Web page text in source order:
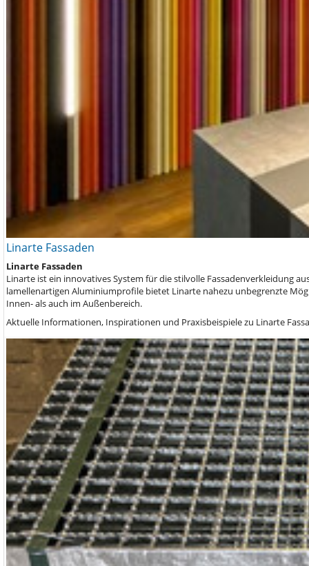
Linarte Fassaden
Linarte Fassaden
Linarte ist ein innovatives System für die stilvolle Fassadenverkleidung
lamellenartigen Aluminiumprofile bietet Linarte nahezu unbegrenzte
Innen- als auch im Außenbereich.
Aktuelle Informationen, Inspirationen und Praxisbeispiele zu Linarte